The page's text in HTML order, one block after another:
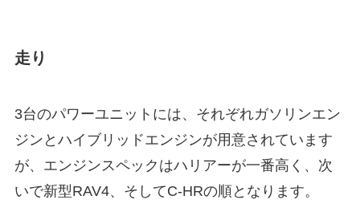
走り
3台のパワーユニットには、それぞれガソリンエン
ジンとハイブリッドエンジンが用意されています
が、エンジンスペックはハリアーが一番高く、次
いで新型RAV4、そしてC-HRの順となります。